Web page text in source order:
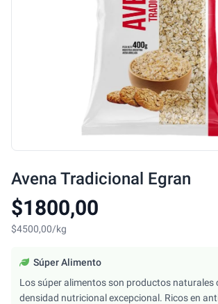
Avena Tradicional Egran
$1800,00
$4500,00/kg
Súper Alimento
Los súper alimentos son productos naturales
densidad nutricional excepcional. Ricos en